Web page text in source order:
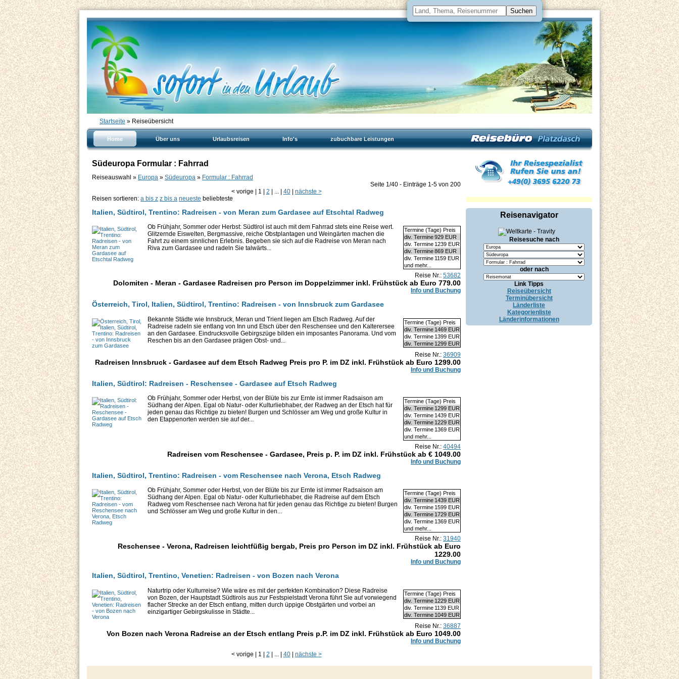
Startseite » Reiseübersicht
Home Über uns Urlaubsreisen Info's zubuchbare Leistungen
Südeuropa Formular : Fahrrad
Reiseauswahl » Europa » Südeuropa » Formular : Fahrrad
Seite 1/40 - Einträge 1-5 von 200
< vorige | 1 | 2 | | 40| nächste >
Reisen sortieren: a bis z z bis a neueste beliebteste
Italien, Südtirol, Trentino: Radreisen - von Meran zum Gardasee auf Etschtal Radweg
Termine (Tage) Preis
div. Termine929 EUR
div. Termine 1239 EUR
div. Termine869 EUR
div. Termine 1159 EUR
und mehr...
Ob Frühjahr, Sommer oder Herbst: Südtirol ist auch mit dem Fahrrad stets eine Reise wert.
Glitzernde Eiswelten, Bergmassive, reiche Obstplantagen und Weingärten machen die
Fahrt zu einem sinnlichen Erlebnis. Begeben sie sich auf die Radreise von Meran nach
Riva zum Gardasee und radeln Sie talwärts...
Reise Nr.: 53682
Dolomiten - Meran - Gardasee Radreisen pro Person im Doppelzimmer inkl. Frühstück ab Euro 779.00
Info und Buchung
Österreich, Tirol, Italien, Südtirol, Trentino: Radreisen - von Innsbruck zum Gardasee
Termine (Tage) Preis
div. Termine 1469 EUR
div. Termine 1399 EUR
div. Termine 1299 EUR
Bekannte Städte wie Innsbruck, Meran und Trient liegen am Etsch Radweg. Auf der
Radreise radeln sie entlang von Inn und Etsch über den Reschensee und den Kalterersee
an den Gardasee. Eindrucksvolle Gebirgszüge bilden ein imposantes Panorama. Und vom
Reschen bis an den Gardasee prägen Obst- und...
Reise Nr.: 36909
Radreisen Innsbruck - Gardasee auf dem Etsch Radweg Preis pro P. im DZ inkl. Frühstück ab Euro 1299.00
Info und Buchung
Italien, Südtirol: Radreisen - Reschensee - Gardasee auf Etsch Radweg
Termine (Tage) Preis
div. Termine 1299 EUR
div. Termine 1439 EUR
div. Termine 1229 EUR
div. Termine 1369 EUR
und mehr...
Ob Frühjahr, Sommer oder Herbst, von der Blüte bis zur Ernte ist immer Radsaison am
Südhang der Alpen. Egal ob Natur- oder Kulturliebhaber, der Radweg an der Etsch hat für
jeden genau das Richtige zu bieten! Burgen und Schlösser am Weg und große Kultur in
den Etappenorten werden sie auf der...
Reise Nr.: 40494
Radreisen vom Reschensee - Gardasee, Preis p. P. im DZ inkl. Frühstück ab € 1049.00
Info und Buchung
Italien, Südtirol, Trentino: Radreisen - vom Reschensee nach Verona, Etsch Radweg
Termine (Tage) Preis
div. Termine 1439 EUR
div. Termine 1599 EUR
div. Termine 1729 EUR
div. Termine 1369 EUR
und mehr...
Ob Frühjahr, Sommer oder Herbst, von der Blüte bis zur Ernte ist immer Radsaison am
Südhang der Alpen. Egal ob Natur- oder Kulturliebhaber, die Radreise auf dem Etsch
Radweg vom Reschensee nach Verona hat für jeden genau das Richtige zu bieten! Burgen
und Schlösser am Weg und große Kultur in den...
Reise Nr.: 31940
Reschensee - Verona, Radreisen leichtfüßig bergab, Preis pro Person im DZ inkl. Frühstück ab Euro
1229.00
Info und Buchung
Italien, Südtirol, Trentino, Venetien: Radreisen - von Bozen nach Verona
Termine (Tage) Preis
div. Termine 1229 EUR
div. Termine 1139 EUR
div. Termine 1049 EUR
Naturtrip oder Kulturreise? Wie wäre es mit der perfekten Kombination? Diese Radreise
von Bozen, der Hauptstadt Südtirols aus zur Festspielstadt Verona führt Sie auf vorwiegend
flacher Strecke an der Etsch entlang, mitten durch üppige Obstgärten und vorbei an
einzigartiger Gebirgskulisse in Städte...
Reise Nr.: 36887
Von Bozen nach Verona Radreise an der Etsch entlang Preis p.P. im DZ inkl. Frühstück ab Euro 1049.00
Info und Buchung
< vorige | 1 | 2 | | 40| nächste >
Reisenavigator
Reisesuche nach
oder nach
Link Tipps
Reiseübersicht
Terminübersicht
Länderliste
Kategorienliste
Länderinformationen